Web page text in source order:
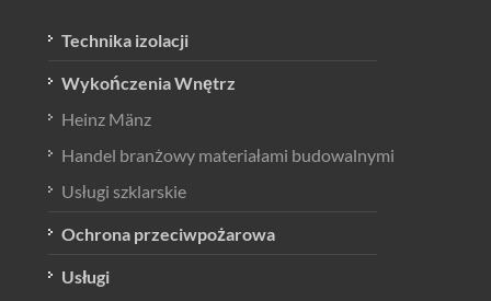
Technika izolacji
Wykończenia Wnętrz
Heinz Mänz
Handel branżowy materiałami budowalnymi
Usługi szklarskie
Ochrona przeciwpożarowa
Usługi